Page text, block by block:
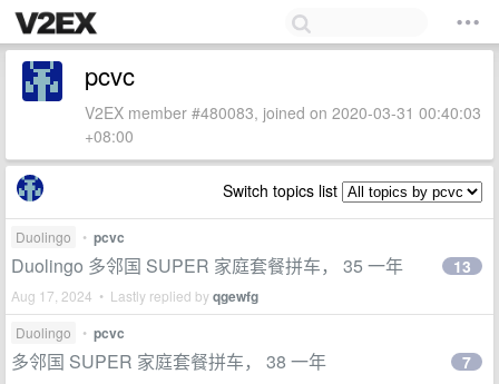
pcvc
V2EX member #480083, joined on 2020-03-31 00:40:03
+08:00
Switch topics list
Duolingo • pcvc
Duolingo 多邻国 SUPER 家庭套餐拼车， 35 一年
Aug 17, 2024 • Lastly replied byqgewfg
13
Duolingo • pcvc
多邻国 SUPER 家庭套餐拼车， 38 一年 7